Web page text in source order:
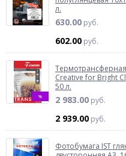
л.
630.00 руб.
602.00 руб.
%
Creative for Bright
50 л.
2 983.00 руб.
2 939.00 руб.
Фотобумага IST